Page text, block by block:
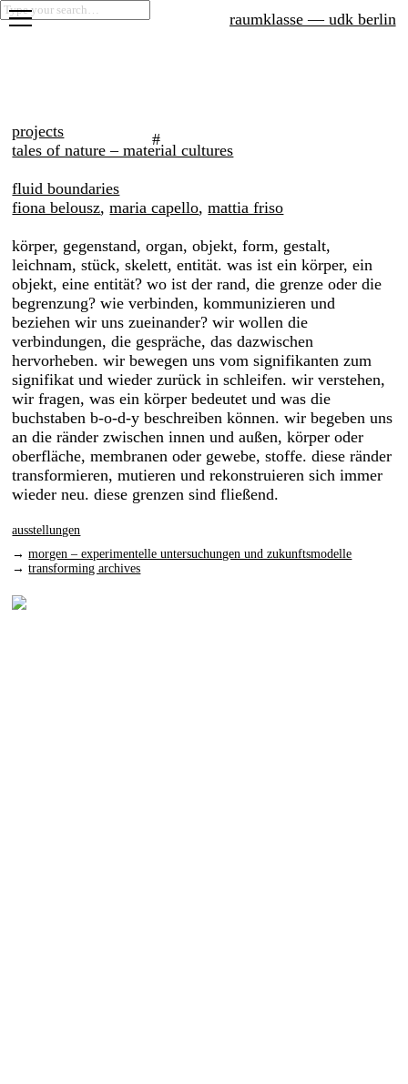
graduation
printed matter
#
raumklasse — udk berlin
projects
tales of nature – material cultures
fluid boundaries
fiona belousz,maria capello,mattia friso
körper, gegenstand, organ, objekt, form, gestalt,
leichnam, stück, skelett, entität. was ist ein körper, ein
objekt, eine entität? wo ist der rand, die grenze oder die
begrenzung? wie verbinden, kommunizieren und
beziehen wir uns zueinander? wir wollen die
verbindungen, die gespräche, das dazwischen
hervorheben. wir bewegen uns vom signifikanten zum
signifikat und wieder zurück in schleifen. wir verstehen,
wir fragen, was ein körper bedeutet und was die
buchstaben b-o-d-y beschreiben können. wir begeben uns
an die ränder zwischen innen und außen, körper oder
oberfläche, membranen oder gewebe, stoffe. diese ränder
transformieren, mutieren und rekonstruieren sich immer
wieder neu. diese grenzen sind fließend.
ausstellungen
→morgen – experimentelle untersuchungen und zukunftsmodelle
→transforming archives